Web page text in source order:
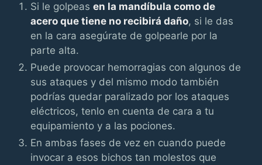
Si le golpeasen la mandíbula como de
acero que tiene no recibirá daño, si le das
en la cara asegúrate de golpearle por la
parte alta.
Puede provocar hemorragias con algunos de
sus ataques y del mismo modo también
podrías quedar paralizado por los ataques
eléctricos, tenlo en cuenta de cara a tu
equipamiento y a las pociones.
En ambas fases de vez en cuando puede
invocar a esos bichos tan molestos que